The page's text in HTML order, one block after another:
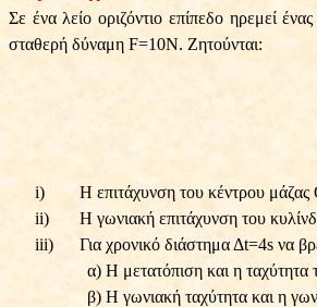
Σε ένα λείο οριζόντιο επίπεδο ηρεμεί
σταθερή δύναμη F=10Ν. Ζητούνται:
i)
Η επιτάχυνση του κέντρου
ii)
Η γωνιακή επιτάχυνση του
iii)
Για χρονικό διάστημα Δt=4s να
α) Η μετατόπιση και η ταχύτητα
β) Η γωνιακή ταχύτητα και η